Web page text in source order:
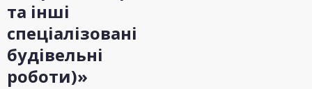
та інші
спеціалізовані
будівельні
роботи)»